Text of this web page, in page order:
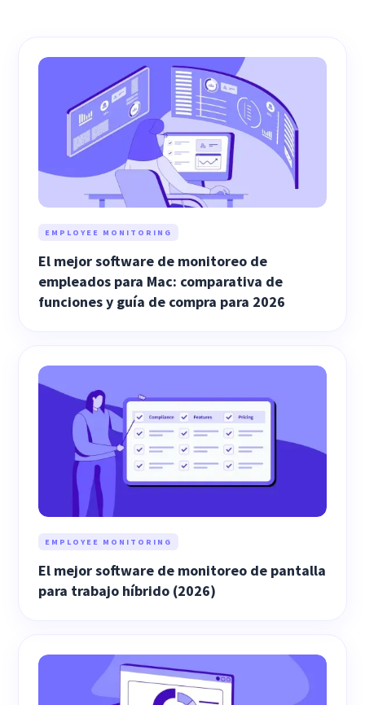
EMPLOYEE MONITORING
El mejor software de monitoreo de
empleados para Mac: comparativa de
funciones y guía de compra para 2026
EMPLOYEE MONITORING
El mejor software de monitoreo de pantalla
para trabajo híbrido (2026)